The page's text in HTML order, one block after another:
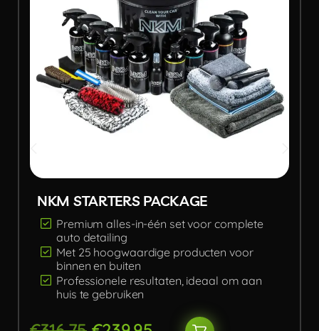
NKM STARTERS PACKAGE
Premium alles-in-één set voor complete
auto detailing
Met 25 hoogwaardige producten voor
binnen en buiten
Professionele resultaten, ideaal om aan
huis te gebruiken